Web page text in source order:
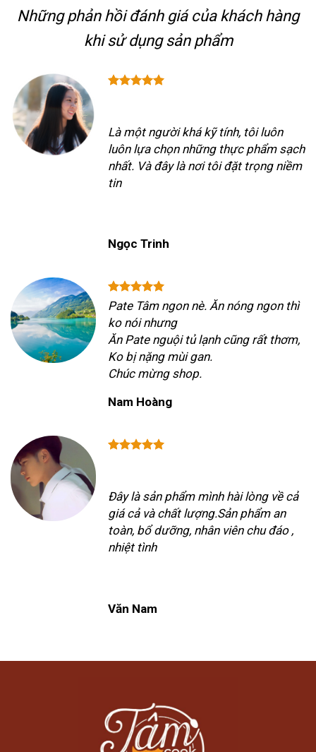
Những phản hồi đánh giá của khách hàng
khi sử dụng sản phẩm
Là một người khá kỹ tính, tôi luôn
luôn lựa chọn những thực phẩm sạch
nhất. Và đây là nơi tôi đặt trọng niềm
tin
Ngọc Trinh
Pate Tâm ngon nè. Ăn nóng ngon thì
ko nói nhưng
Ăn Pate nguội tủ lạnh cũng rất thơm,
Ko bị nặng mùi gan.
Chúc mừng shop.
Nam Hoàng
Đây là sản phẩm mình hài lòng về cả
giá cả và chất lượng.Sản phẩm an
toàn, bổ dưỡng, nhân viên chu đáo ,
nhiệt tình
Văn Nam